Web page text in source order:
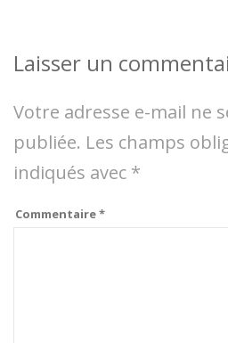
Laisser un
Votre adresse e-mail ne
publiée. Les champs
indiqués avec *
Commentaire*